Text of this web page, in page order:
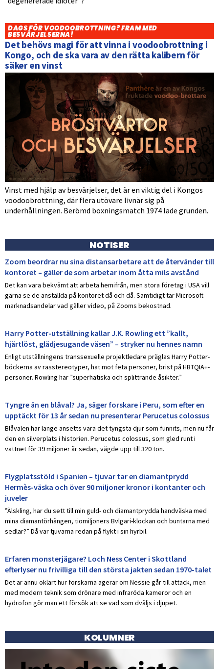
DAGS FÖR VOODOOBROTTNING? FRAM MED
BESVÄRJELSERNA!
Det behövs magi för att vinna i voodoobrottning i
Kongo, och de ska vara av den rätta kalibern för
säker en vinst
Vinst med hjälp av besvärjelser, det är en viktig del i Kongos
voodoobrottning, där flera utövare livnär sig på
underhållningen. Berömd boxningsmatch 1974 lade grunden.
NOTISER
Zoom beordrar nu sina distansarbetare att de återvänder till
kontoret – gäller de som arbetar inom åtta mils avstånd
Det kan vara bekvämt att arbeta hemifrån, men stora företag i USA vill
gärna se de anställda på kontoret då och då. Samtidigt tar Microsoft
marknadsandelar vad gäller video, på Zooms bekostnad.
Harry Potter-utställning kallar J.K. Rowling ett ”kallt,
hjärtlöst, glädjesugande väsen” – stryker nu hennes namn
Enligt utställningens transsexuelle projektledare präglas Harry Potter-
böckerna av rasstereotyper, hat mot feta personer, brist på HBTQIA+-
personer. Rowling har ”superhatiska och splittrande åsikter.”
Tyngre än en blåval? Ja, säger forskare i Peru, som efter en
upptäckt för 13 år sedan nu presenterar Perucetus colossus
Blåvalen har länge ansetts vara det tyngsta djur som funnits, men nu får
den en silverplats i historien. Perucetus colossus, som gled runt i
vattnet för 39 miljoner år sedan, vägde upp till 320 ton.
Flygplatsstöld i Spanien – tjuvar tar en diamantprydd
Hermès-väska och över 90 miljoner kronor i kontanter och
juveler
”Älskling, har du sett till min guld- och diamantprydda handväska med
mina diamantörhängen, tiomiljoners Bvlgari-klockan och buntarna med
sedlar?” Då var tjuvarna redan på flykt i sin hyrbil.
Erfaren monsterjägare? Loch Ness Center i Skottland
efterlyser nu frivilliga till den största jakten sedan 1970-talet
Det är ännu oklart hur forskarna agerar om Nessie går till attack, men
med modern teknik som drönare med infraröda kameror och en
hydrofon gör man ett försök att se vad som dväljs i djupet.
KOLUMNER